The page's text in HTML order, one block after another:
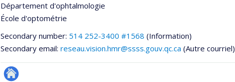
Département d'ophtalmologie
École d'optométrie
Secondary number: 514 252-3400 #1568 (Information)
Secondary email: reseau.vision.hmr@ssss.gouv.qc.ca (Autre courriel)